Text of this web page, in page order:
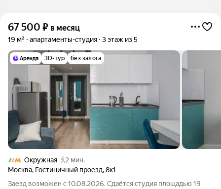
67 500 ₽ в месяц
19 м² апартаменты-студия 3 этаж из 5
3D-тур без залога
Окружная
2 мин.
Москва, Гостиничный проезд,8к1
Заезд возможен с 10.08.2026. Сдаётся студия площадью 19